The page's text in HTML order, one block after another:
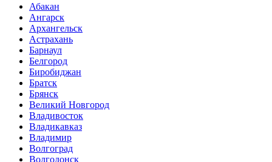
Абакан
Ангарск
Архангельск
Астрахань
Барнаул
Белгород
Биробиджан
Братск
Брянск
Великий Новгород
Владивосток
Владикавказ
Владимир
Волгоград
Волгодонск